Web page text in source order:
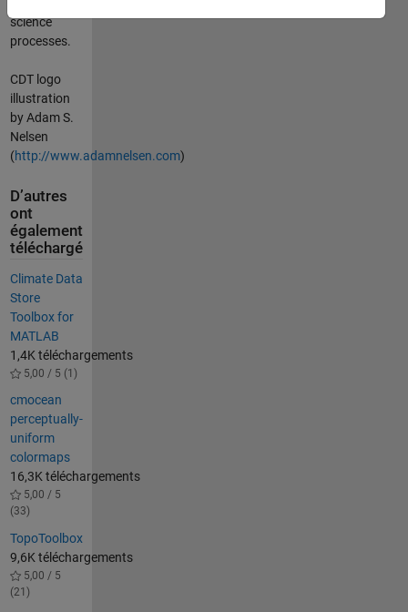
science
processes.
CDT logo
illustration
by Adam S.
Nelsen
(http://www.adamnelsen.com)
D’autres
ont
également
téléchargé
Climate Data
Store
Toolbox for
MATLAB
1,4K téléchargements
5,00 / 5 (1)
cmocean
perceptually-
uniform
colormaps
16,3K téléchargements
5,00 / 5
(33)
TopoToolbox
9,6K téléchargements
5,00 / 5
(21)